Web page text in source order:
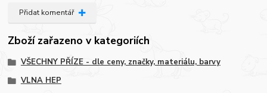
Přidat komentář
Zboží zařazeno v kategoriích
VŠECHNY PŘÍZE - dle ceny, značky, materiálu, barvy
VLNA HEP